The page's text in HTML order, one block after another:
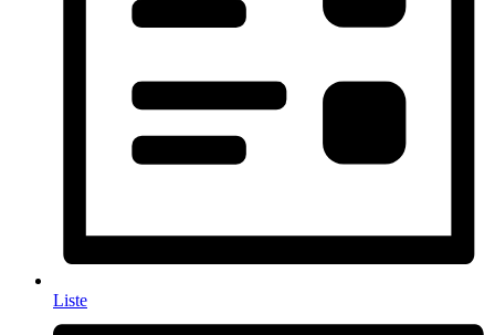
Liste